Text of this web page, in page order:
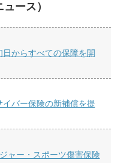
ース）
からすべての保障を開
バー保険の新補償を提
ャー・スポーツ傷害保険